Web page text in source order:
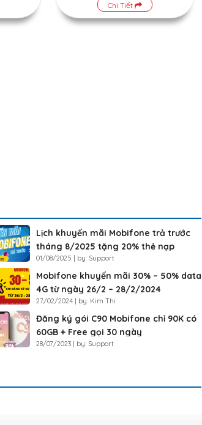
Chi Tiết
Lịch khuyến mãi Mobifone trả trước
tháng 8/2025 tặng 20% thẻ nạp
01/08/2025 | by: Support
Mobifone khuyến mãi 30% – 50% data
4G từ ngày 26/2 – 28/2/2024
27/02/2024 | by: Kim Thi
Đăng ký gói C90 Mobifone chỉ 90K có
60GB + Free gọi 30 ngày
28/07/2023 | by: Support